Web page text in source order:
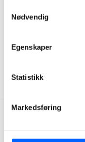
Nødvendig
Egenskaper
Statistikk
Markedsføring
post tilgdpr@ncc.se
Hvis du ikke finner
eller du har
post til